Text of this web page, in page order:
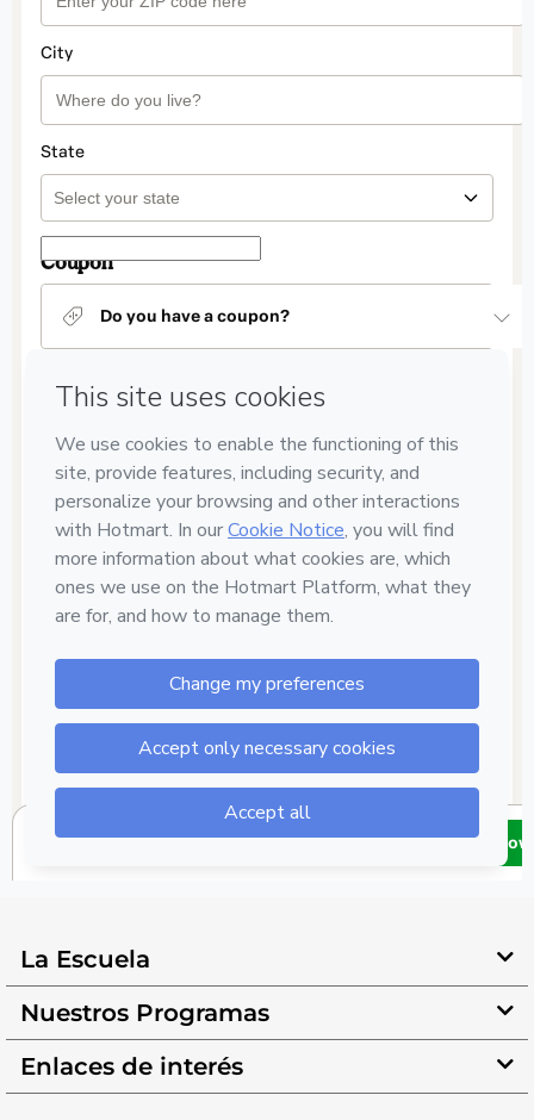
La Escuela
Nuestros Programas
Enlaces de interés